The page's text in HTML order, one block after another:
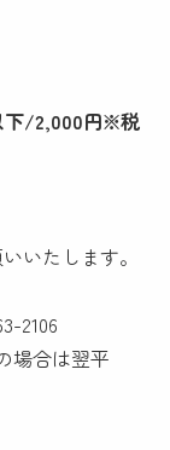
/2,000円※税
いたします。
2106
場合は翌平